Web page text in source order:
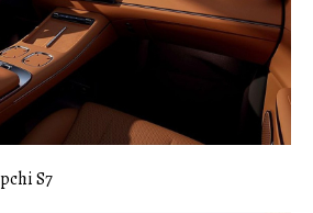
S7